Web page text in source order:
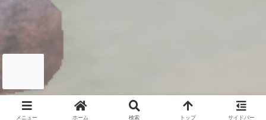
メニュー ホーム 検索 トップ サイドバー